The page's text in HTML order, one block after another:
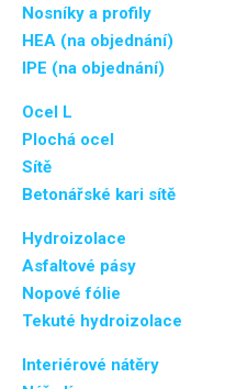
Nosníky a profily
HEA (na objednání)
IPE (na objednání)
Ocel L
Plochá ocel
Sítě
Betonářské kari sítě
Hydroizolace
Asfaltové pásy
Nopové fólie
Tekuté hydroizolace
Interiérové nátěry